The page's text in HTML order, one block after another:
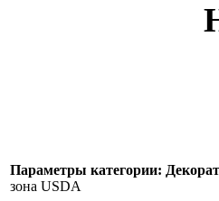
Параметры категории:
зона USDA